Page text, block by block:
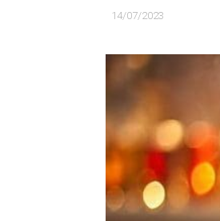
14/07/2023